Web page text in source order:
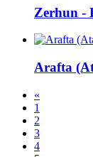
Zerhun -
Arafta
«
1
2
3
4